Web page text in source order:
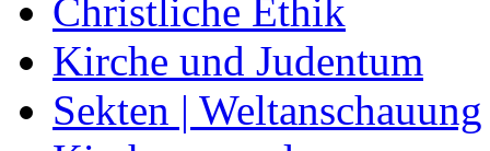
Christliche Ethik
Kirche und Judentum
Sekten | Weltanschauung